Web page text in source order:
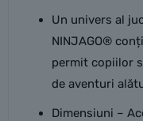
Un univers al
NINJAGO®
permit copiilor
de aventuri
Dimensiuni –